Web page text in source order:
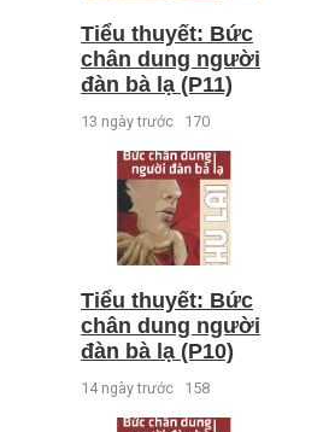
Tiểu thuyết: Bức
chân dung người
đàn bà lạ (P11)
13 ngày trước 170
Tiểu thuyết: Bức
chân dung người
đàn bà lạ (P10)
14 ngày trước 158